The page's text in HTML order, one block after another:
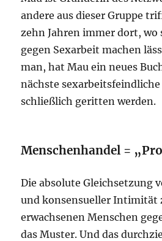
andere aus dieser Gruppe
zehn Jahren immer dort,
gegen Sexarbeit machen
man, hat Mau ein neues
nächste sexarbeitsfeindliche
schließlich geritten werden.
Menschenhandel =
Die absolute Gleichsetzung
und konsensueller Intimität
erwachsenen Menschen
das Muster. Und das